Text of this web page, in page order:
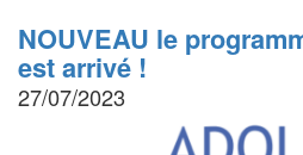
NOUVEAU le
est arrivé !
27/07/2023